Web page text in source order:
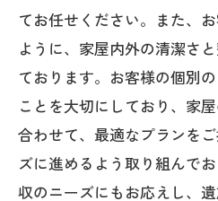
てお任せください。また、
ように、家屋内外の清潔さ
ております。お客様の個別
ことを大切にしており、家
合わせて、最適なプランを
ズに進めるよう取り組んで
収のニーズにもお応えし、